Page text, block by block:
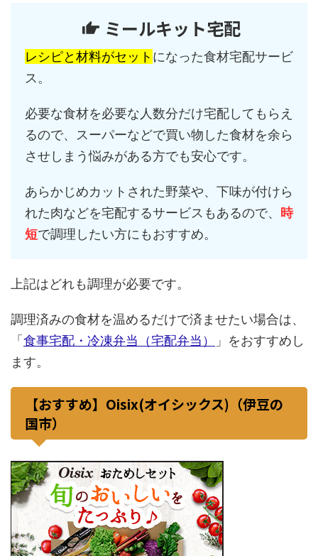
ミールキット宅配
レシピと材料がセット になった食材宅配サービ
ス。
必要な食材を必要な人数分だけ宅配してもらえ
るので、スーパーなどで買い物した食材を余ら
させしまう悩みがある方でも安心です。
あらかじめカットされた野菜や、下味が付けら
れた肉などを宅配するサービスもあるので、
時
短で調理したい方にもおすすめ。
上記はどれも調理が必要です。
調理済みの食材を温めるだけで済ませたい場合は、
「 食事宅配・冷凍弁当（宅配弁当）
」をおすすめし
ます。
【おすすめ】Oisix(オイシックス)（伊豆の
国市）